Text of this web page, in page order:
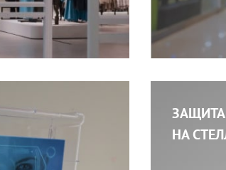
ЗАЩИТА
НА